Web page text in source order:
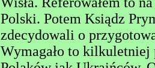
Polski. Potem Ksiądz
zdecydowali o
Wymagało to kilkuletniej